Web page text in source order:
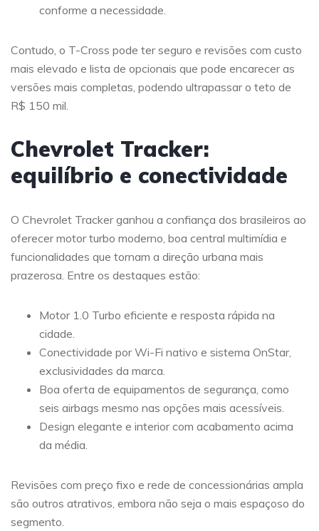
conforme a necessidade.
Contudo, o T-Cross pode ter seguro e revisões com custo
mais elevado e lista de opcionais que pode encarecer as
versões mais completas, podendo ultrapassar o teto de
R$ 150 mil.
Chevrolet Tracker:
equilíbrio e conectividade
O Chevrolet Tracker ganhou a confiança dos brasileiros ao
oferecer motor turbo moderno, boa central multimídia e
funcionalidades que tornam a direção urbana mais
prazerosa. Entre os destaques estão:
Motor 1.0 Turbo eficiente e resposta rápida na
cidade.
Conectividade por Wi-Fi nativo e sistema OnStar,
exclusividades da marca.
Boa oferta de equipamentos de segurança, como
seis airbags mesmo nas opções mais acessíveis.
Design elegante e interior com acabamento acima
da média.
Revisões com preço fixo e rede de concessionárias ampla
são outros atrativos, embora não seja o mais espaçoso do
segmento.